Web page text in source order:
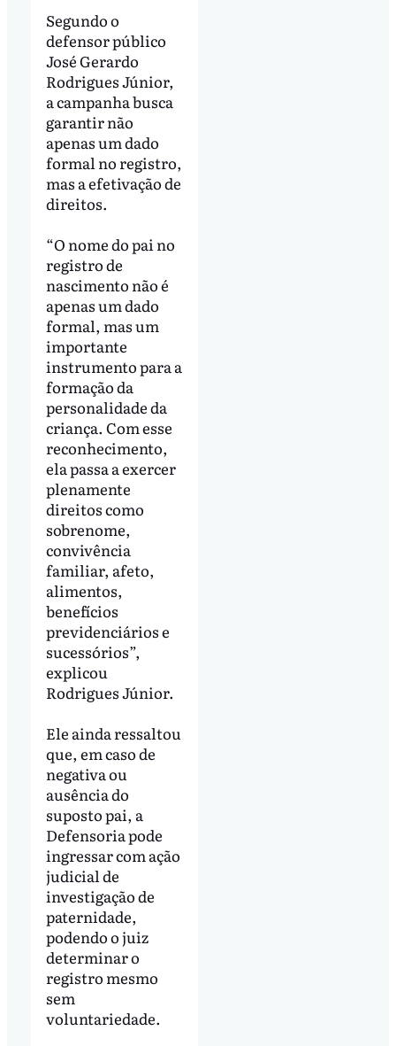
Segundo o
defensor público
José Gerardo
Rodrigues Júnior,
a campanha busca
garantir não
apenas um dado
formal no registro,
mas a efetivação de
direitos.
“O nome do pai no
registro de
nascimento não é
apenas um dado
formal, mas um
importante
instrumento para a
formação da
personalidade da
criança. Com esse
reconhecimento,
ela passa a exercer
plenamente
direitos como
sobrenome,
convivência
familiar, afeto,
alimentos,
benefícios
previdenciários e
sucessórios”,
explicou
Rodrigues Júnior.
Ele ainda ressaltou
que, em caso de
negativa ou
ausência do
suposto pai, a
Defensoria pode
ingressar com ação
judicial de
investigação de
paternidade,
podendo o juiz
determinar o
registro mesmo
sem
voluntariedade.